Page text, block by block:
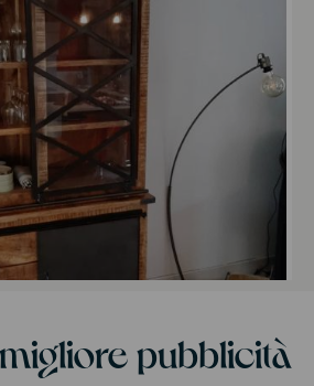
pubblicità